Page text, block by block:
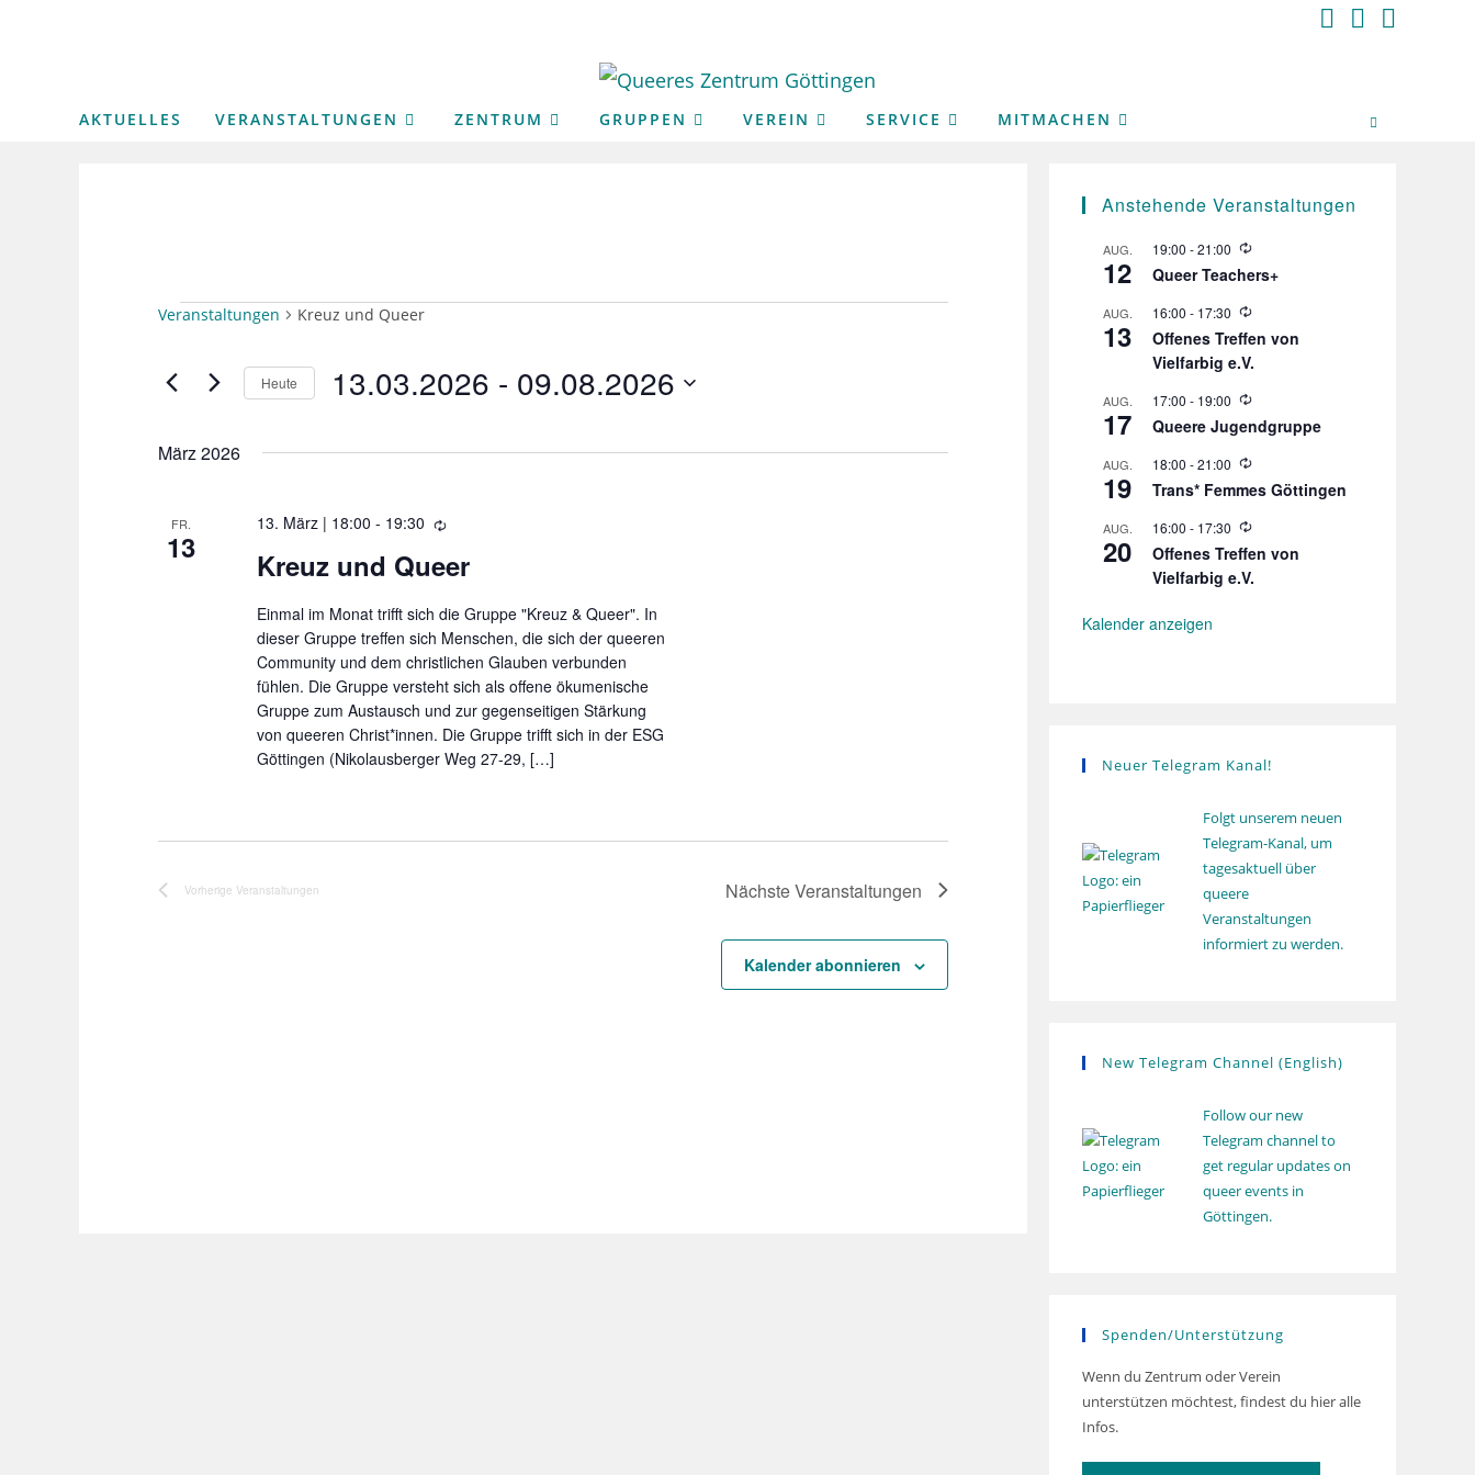
AKTUELLES VERANSTALTUNGEN ZENTRUM GRUPPEN VEREIN SERVICE MITMACHEN
VERANSTALTUNGEN
Veranstaltungen Kreuz und Queer
Heute 13.03.2026 - 09.08.2026
a
u
m
ä
h
l
e
n
März 2026
FR.
13 Kreuz und Queer
13. März | 18:00 - 19:30
W
e
e
r
h
o
l
u
n
Einmal im Monat trifft sich die Gruppe "Kreuz & Queer". In
dieser Gruppe treffen sich Menschen, die sich der queeren
Community und dem christlichen Glauben verbunden
fühlen. Die Gruppe versteht sich als offene ökumenische
Gruppe zum Austausch und zur gegenseitigen Stärkung
von queeren Christ*innen. Die Gruppe trifft sich in der ESG
Göttingen (Nikolausberger Weg 27-29, […]
Vorherige Veranstaltungen NächsteVeranstaltungen
Kalender abonnieren
Anstehende Veranstaltungen
AUG.
12
19:00 -21:00
W
e
e
r
o
u
n
Queer Teachers+
AUG.
13
16:00 - 17:30
W
e
d
r
o
u
n
Offenes Treffen von
Vielfarbig e.V.
AUG.
17
17:00 - 19:00
W
e
e
r
o
u
Queere Jugendgruppe
AUG.
19
18:00 -21:00
W
e
e
r
o
Trans* Femmes Göttingen
AUG.
20
16:00 - 17:30
W
e
d
Offenes Treffen von
Vielfarbig e.V.
Kalender anzeigen
Neuer Telegram Kanal!
Folgt unserem neuen
Telegram-Kanal, um
tagesaktuell über
queere
Veranstaltungen
informiert zu werden.
New Telegram Channel (English)
Follow our new
Telegram channel to
get regular updates on
queer events in
Göttingen.
Spenden/Unterstützung
Wenn du Zentrum oder Verein
unterstützen möchtest, findest du hier alle
Infos.